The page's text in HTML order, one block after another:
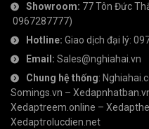
Showroom: 77 Tôn Đức
0967287777)
Hotline: Giao dịch đại lý:
Email: Sales@nghiahai.vn
Chung hệ thống:
Somings.vn –
Xedaptreem.online –
Xedaptrolucdien.net